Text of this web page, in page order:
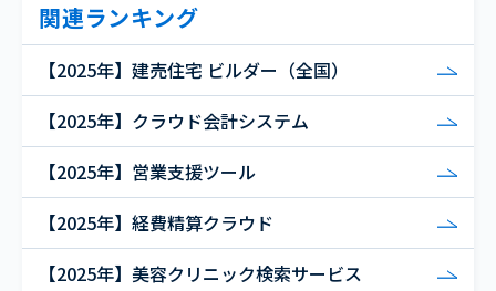
関連ランキング
【2025年】建売住宅 ビルダー（全国）
【2025年】クラウド会計システム
【2025年】営業支援ツール
【2025年】経費精算クラウド
【2025年】美容クリニック検索サービス